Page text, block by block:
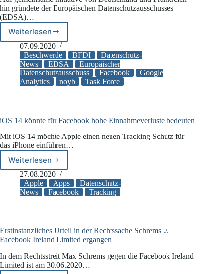
hin gründete der Europäischen Datenschutzausschusses
(EDSA)…
Weiterlesen
Task
Force
zur
Bearbeitung
von
Beschwerden
von
und
Facebook-
Services
07.09.2020
Beschwerde
BFDI
Datenschutz-
News
EDSA
Europäischer
Datenschutzausschuss
Facebook
Google
Analytics
noyb Task Force
iOS 14 könnte für Facebook hohe Einnahmeverluste bedeuten
Mit iOS 14 möchte Apple einen neuen Tracking Schutz für
das iPhone einführen…
Weiterlesen
iOS
14
könnte
für
bedeuten
27.08.2020
Apple
Apps
Datenschutz-
News
Facebook Tracking
Erstinstanzliches Urteil in der Rechtssache Schrems ./.
Facebook Ireland Limited ergangen
In dem Rechtsstreit Max Schrems gegen die Facebook Ireland
Limited ist am 30.06.2020…